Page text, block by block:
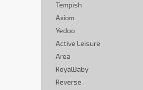
Tempish
Axiom
Yedoo
Active Leisure
Area
RoyalBaby
Reverse